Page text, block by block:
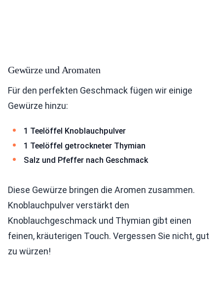
Gewürze und Aromaten
Für den perfekten Geschmack fügen wir einige
Gewürze hinzu:
1 Teelöffel Knoblauchpulver
1 Teelöffel getrockneter Thymian
Salz und Pfeffer nach Geschmack
Diese Gewürze bringen die Aromen zusammen.
Knoblauchpulver verstärkt den
Knoblauchgeschmack und Thymian gibt einen
feinen, kräuterigen Touch. Vergessen Sie nicht, gut
zu würzen!